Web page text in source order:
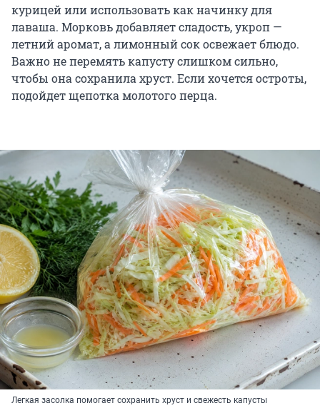
курицей или использовать как начинку для
лаваша. Морковь добавляет сладость, укроп —
летний аромат, а лимонный сок освежает блюдо.
Важно не перемять капусту слишком сильно,
чтобы она сохранила хруст. Если хочется остроты,
подойдет щепотка молотого перца.
Легкая засолка помогает сохранить хруст и свежесть капусты